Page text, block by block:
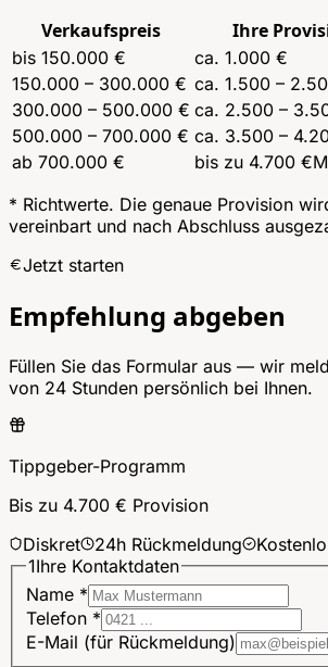
Verkaufspreis
Ihre
bis 150.000 €
ca. 1.000 €
150.000 – 300.000 € ca. 1.500 –
300.000 – 500.000 € ca. 2.500 –
500.000 – 700.000 € ca. 3.500 –
ab 700.000 €
bis zu 4.700 €
* Richtwerte. Die genaue Provision
vereinbart und nach Abschluss
Jetzt starten
Empfehlung abgeben
Füllen Sie das Formular aus — wir
von 24 Stunden persönlich bei Ihnen.
Tippgeber-Programm
Bis zu 4.700 € Provision
Diskret
24h Rückmeldung
1Ihre Kontaktdaten
Name *
Telefon *
E-Mail (für Rückmeldung)